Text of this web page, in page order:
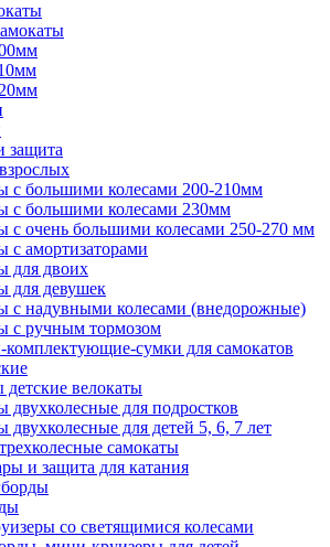
защита
с большими колесами 200-210мм
с большими колесами 230мм
с очень большими колесами 250-270 мм
с амортизаторами
для двоих
для девушек
с надувными колесами (внедорожные)
с ручным тормозом
комплектующие-сумки для самокатов
детские велокаты
двухколесные для подростков
двухколесные для детей 5, 6, 7 лет
самокаты
и защита для катания
со светящимися колесами